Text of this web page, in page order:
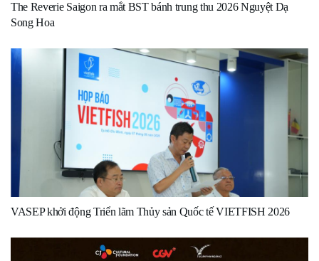
The Reverie Saigon ra mắt BST bánh trung thu 2026 Nguyệt Dạ
Song Hoa
VASEP khởi động Triển lãm Thủy sản Quốc tế VIETFISH 2026